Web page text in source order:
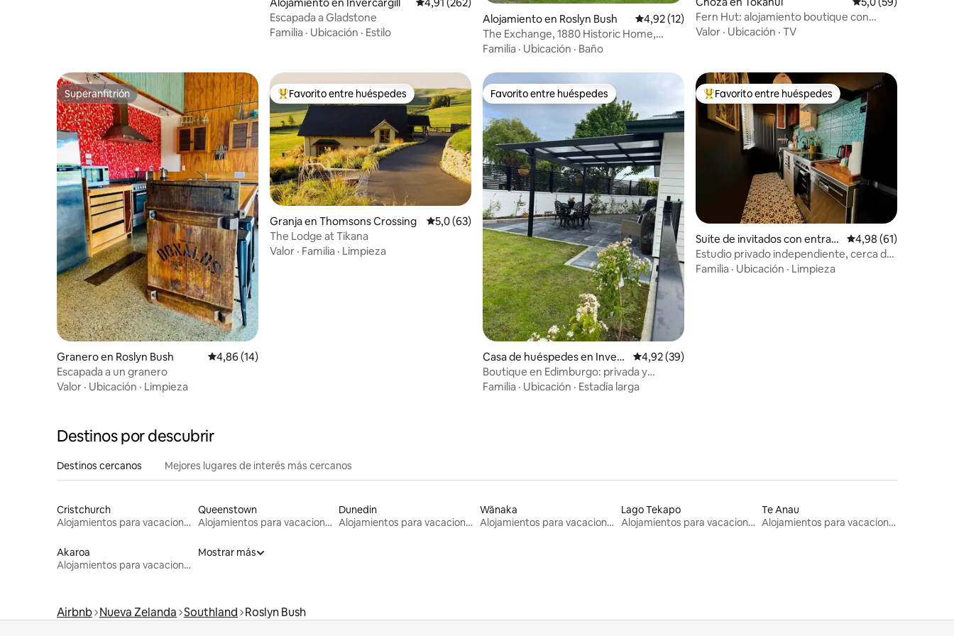
Escapada a Gladstone
Familia · Ubicación · Estilo
Alojamiento en Roslyn Bush Calificación promedio: 4,92 de 5. 12 evaluaciones
4,92 (12)
The Exchange, 1880 Historic Home,
Espaciosa y cálida
Familia · Ubicación · Baño
Fern Hut: alojamiento boutique con
vistas al valle
Valor · Ubicación · TV
Superanfitrión
Superanfitrión
Granero en Roslyn Bush Calificación promedio: 4,86 de 5. 14 evaluaciones
4,86 (14)
Escapada a un granero
Valor · Ubicación · Limpieza
Favorito entre los huéspedes más destacados
Favorito entre huéspedes
Granja en Thomsons Crossing Calificación promedio: 5,0 de 5. 63 evaluaciones
5,0 (63)
The Lodge at Tikana
Valor · Familia · Limpieza
Favorito entre huéspedes
Favorito entre huéspedes
Casa de huéspedes en Inverc
argill
Calificación promedio: 4,92 de 5. 39 evaluaciones
4,92 (39)
Boutique en Edimburgo: privada y
exclusiva
Familia · Ubicación · Estadía larga
Favorito entre los huéspedes más destacados
Favorito entre huéspedes
Suite de invitados con entrad
a independiente en Invercarg
ill
Calificación
4,98 (61)
Estudio privado independiente, cerca del
parque/ciudad
Familia · Ubicación · Limpieza
Destinos por descubrir
Destinos cercanos Mejores lugares de interés más cercanos
Cristchurch
Alojamientos para vacaciones
Queenstown
Alojamientos para vacaciones
Dunedin
Alojamientos para vacaciones
Wānaka
Alojamientos para vacaciones
Lago Tekapo
Alojamientos para vacaciones
Te Anau
Alojamientos para vacaciones
Akaroa
Alojamientos para vacaciones
Mostrar más
Airbnb Nueva Zelanda Southland Roslyn Bush